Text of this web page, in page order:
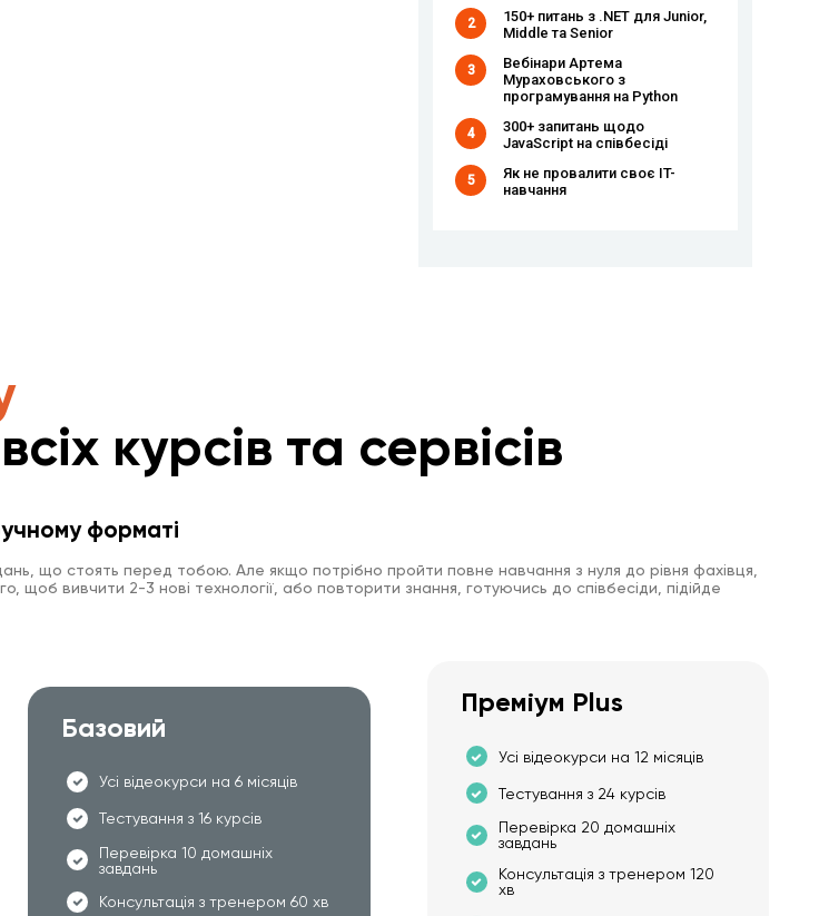
2
150+ питань з .NET для Junior,
Middle та Senior
3
Вебінари Артема
Мураховського з
програмування на Python
4
300+ запитань щодо
JavaScript на співбесіді
5
Як не провалити своє IT-
навчання
курсів та сервісів
форматі
що стоять перед тобою. Але якщо потрібно пройти повне навчання з нуля до рівня фахівця,
вивчити 2-3 нові технології, або повторити знання, готуючись до співбесіди, підійде
Базовий
Усі відеокурси на 6 місяців
Тестування з 16 курсів
Перевірка 10 домашніх
завдань
Консультація з тренером 60 хв
Преміум Plus
Усі відеокурси на 12 місяців
Тестування з 24 курсів
Перевірка 20 домашніх
завдань
Консультація з тренером 120
хв